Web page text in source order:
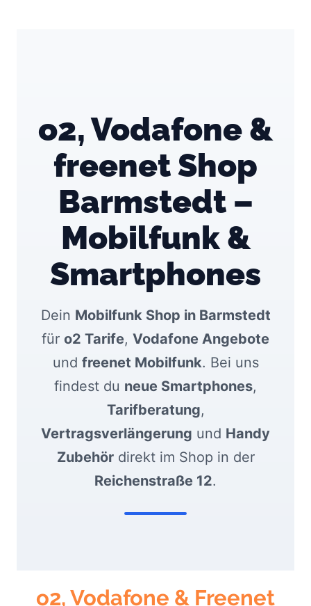
o2, Vodafone &
freenet Shop
Barmstedt –
Mobilfunk &
Smartphones
Dein Mobilfunk Shop in Barmstedt
für o2 Tarife, Vodafone Angebote
und freenet Mobilfunk. Bei uns
findest du neue Smartphones,
Tarifberatung,
Vertragsverlängerung und Handy
Zubehördirekt im Shop in der
Reichenstraße 12.
o2, Vodafone & Freenet